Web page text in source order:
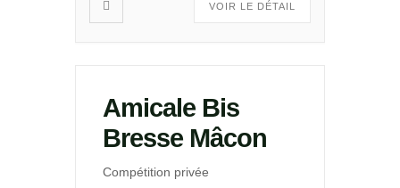
VOIR LE DÉTAIL
Amicale Bis
Bresse Mâcon
Compétition privée